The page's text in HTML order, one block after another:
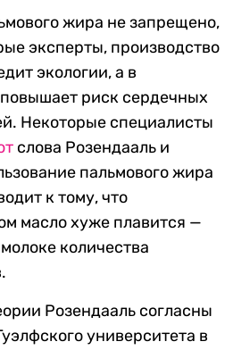
жира не запрещено,
эксперты, производство
экологии, а в
риск сердечных
Некоторые специалисты
слова Розендааль и
пальмового жира
к тому, что
масло хуже плавится —
количества
Розендааль согласны
университета в